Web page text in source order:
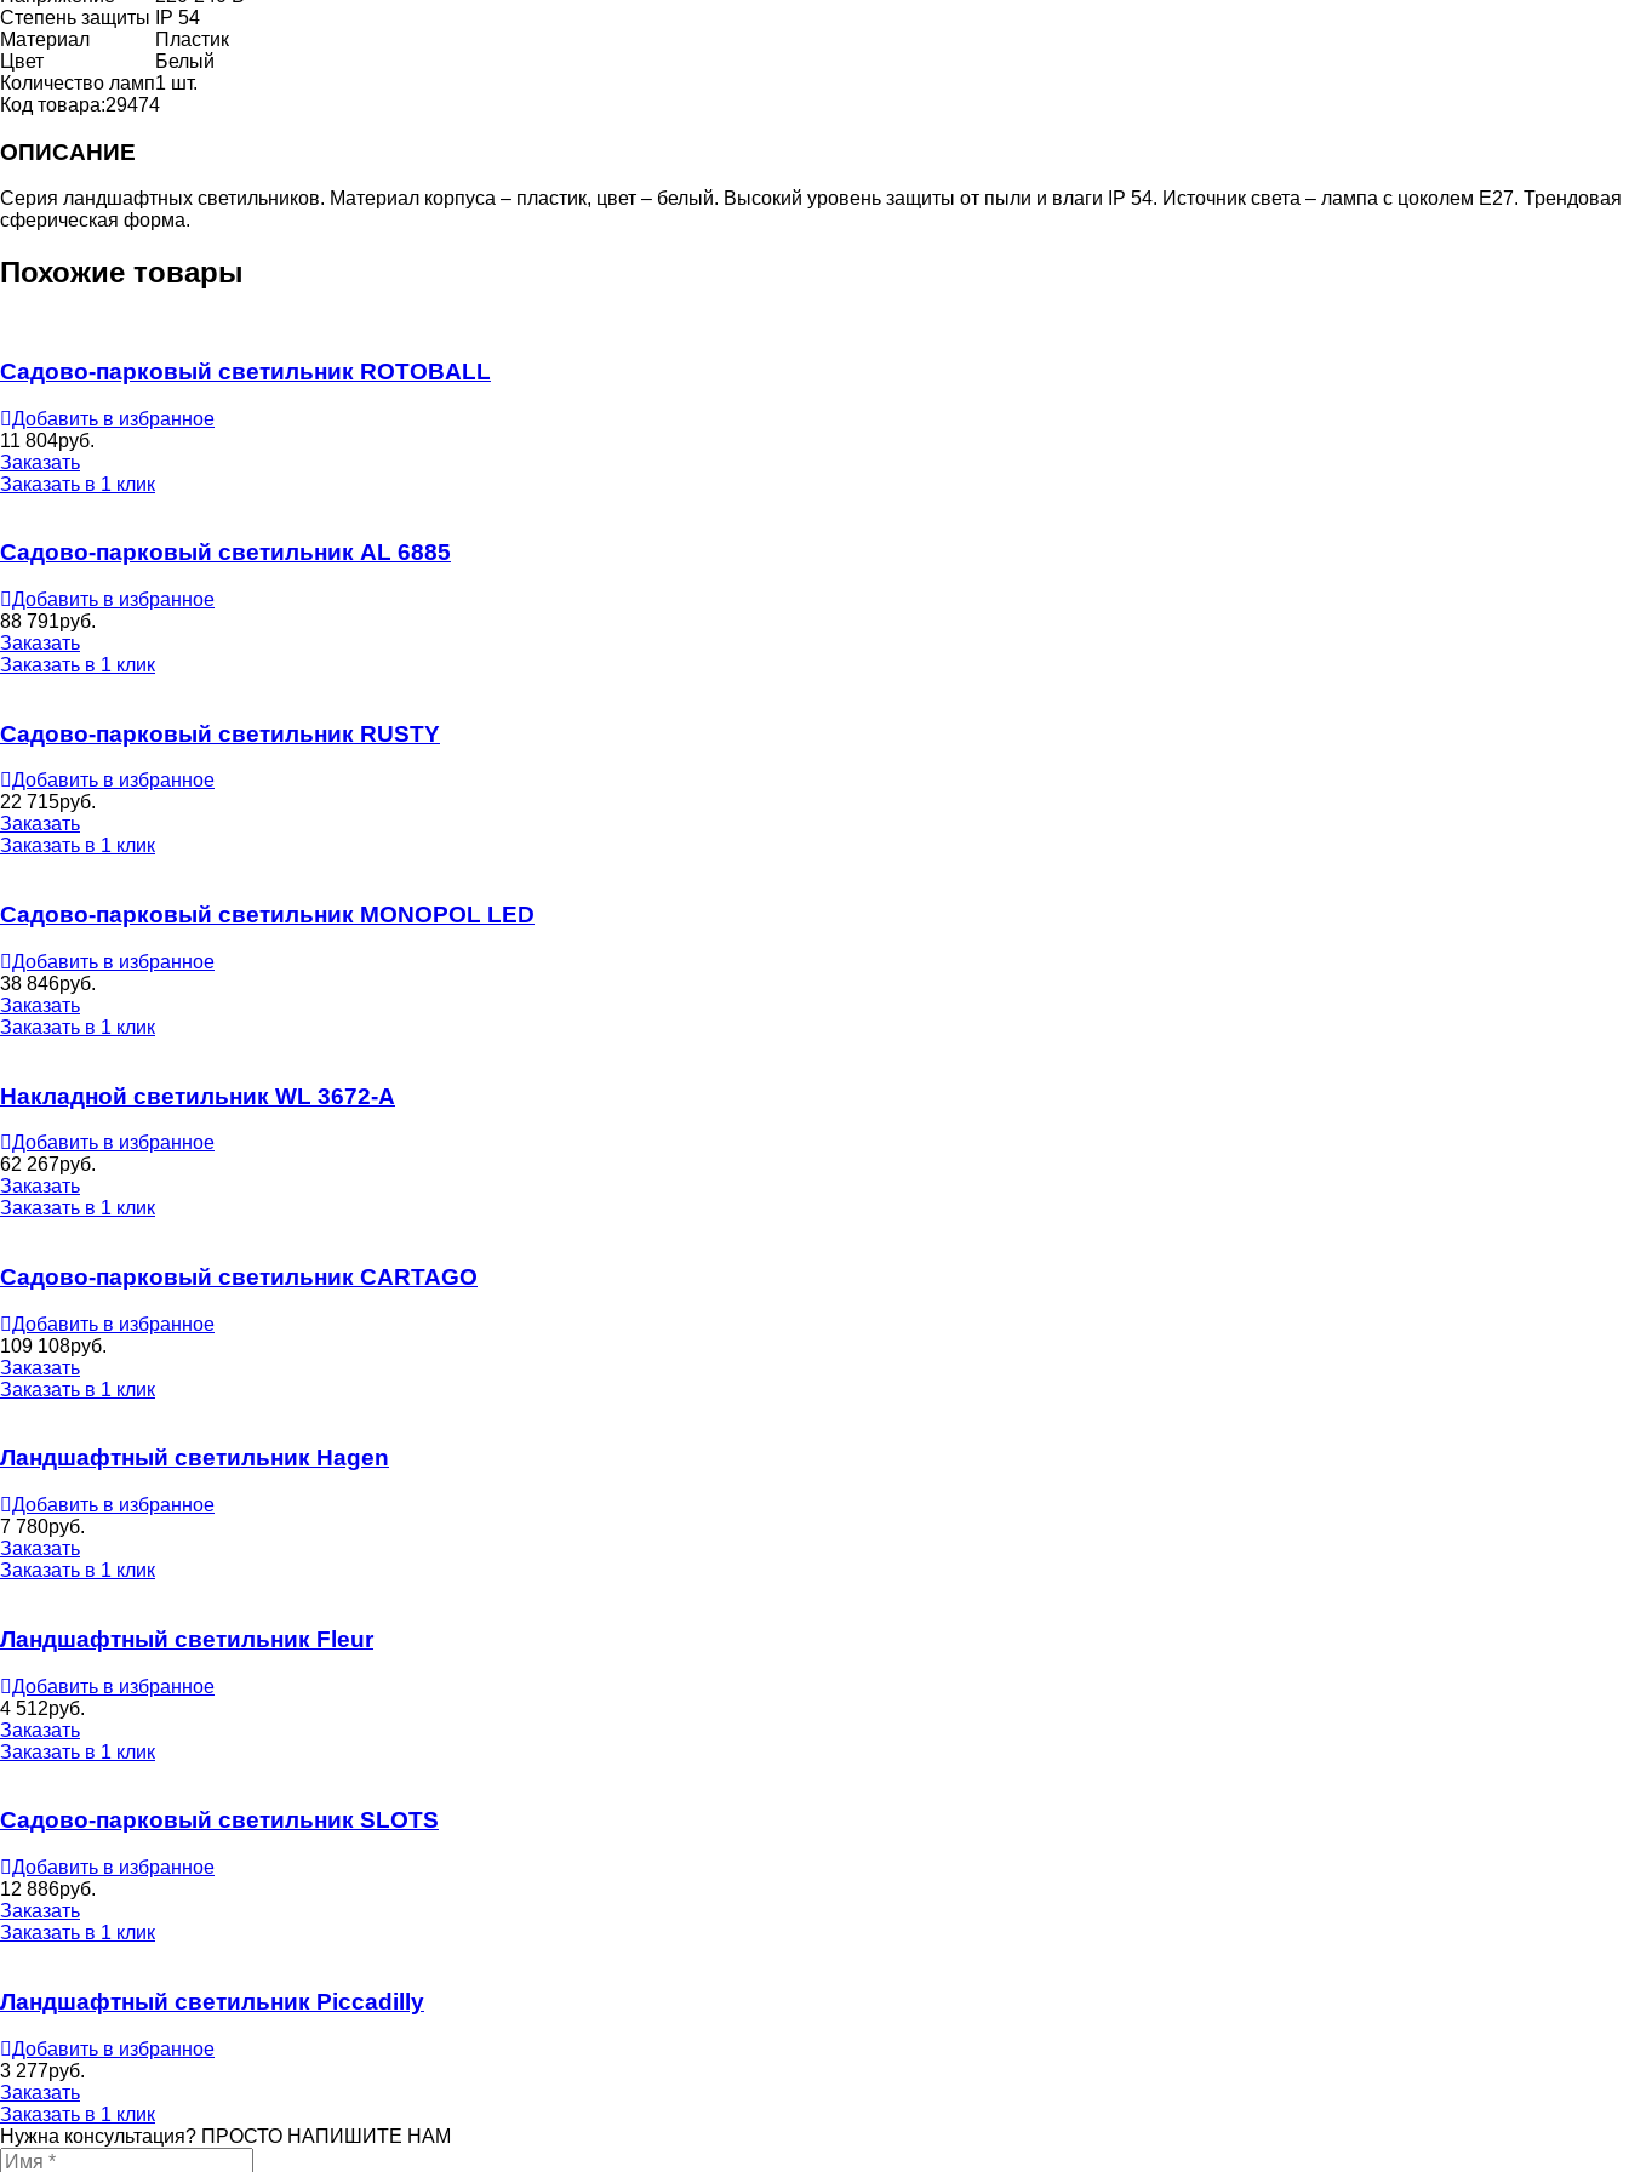
Степень защиты
IP 54
Материал
Пластик
Цвет
Белый
Количество ламп1 шт.
Код товара:29474
ОПИСАНИЕ
Серия ландшафтных светильников. Материал корпуса – пластик, цвет – белый. Высокий уровень защиты от пыли и влаги IP 54. Источник света – лампа с цоколем E27. Трендовая
сферическая форма.
Похожие товары
Садово-парковый светильник ROTOBALL
Добавить в избранное
11 804руб.
Заказать
Заказать в 1 клик
Садово-парковый светильник AL 6885
Добавить в избранное
88 791руб.
Заказать
Заказать в 1 клик
Садово-парковый светильник RUSTY
Добавить в избранное
22 715руб.
Заказать
Заказать в 1 клик
Садово-парковый светильник MONOPOL LED
Добавить в избранное
38 846руб.
Заказать
Заказать в 1 клик
Накладной светильник WL 3672-A
Добавить в избранное
62 267руб.
Заказать
Заказать в 1 клик
Садово-парковый светильник CARTAGO
Добавить в избранное
109 108руб.
Заказать
Заказать в 1 клик
Ландшафтный светильник Hagen
Добавить в избранное
7 780руб.
Заказать
Заказать в 1 клик
Ландшафтный светильник Fleur
Добавить в избранное
4 512руб.
Заказать
Заказать в 1 клик
Садово-парковый светильник SLOTS
Добавить в избранное
12 886руб.
Заказать
Заказать в 1 клик
Ландшафтный светильник Piccadilly
Добавить в избранное
3 277руб.
Заказать
Заказать в 1 клик
Нужна консультация? ПРОСТО НАПИШИТЕ НАМ